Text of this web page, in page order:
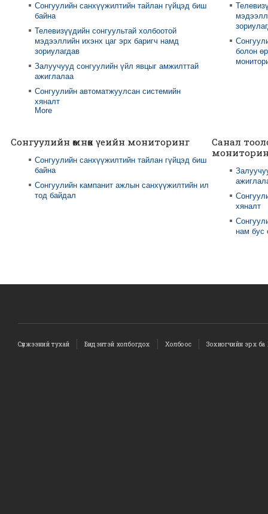
Сонгуулийн санхүүжилтийн тайлан гүйцэд биш
байна
Телевизүүдийн сонгуультай холбоотой
мэдээллийн ихэнх цаг эрх баригч намд
зориулагдав
Залуучууд сонгуулийн үйл явцыг амжилттай
ажиглалаа
Сонгуулийн автоматжуулсан системийн
хяналт
More
болон
Сонгуулийн өмнөх үеийн мониторинг
Сонгуулийн санхүүжилтийн тайлан гүйцэд биш
байна
Сонгуулийн кампанит ажлын санхүүжилтийн ил
тод байдал
Санал
хяналт
нам бус
Сүлжээний тухай Бидэнтэй холбогдох Холбоос Зохиогчийн эрх